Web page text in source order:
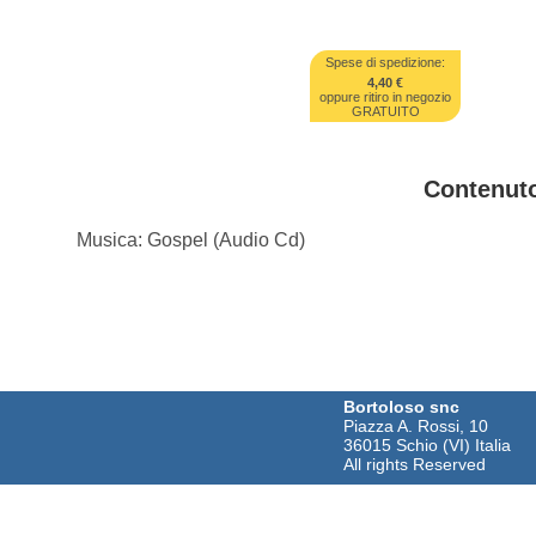
Spese di spedizione:
4,40 €
oppure ritiro in negozio
GRATUITO
Musica: Gospel (Audio Cd)
Bortoloso snc
Piazza A. Rossi, 10
36015 Schio (VI) Italia
All rights Reserved